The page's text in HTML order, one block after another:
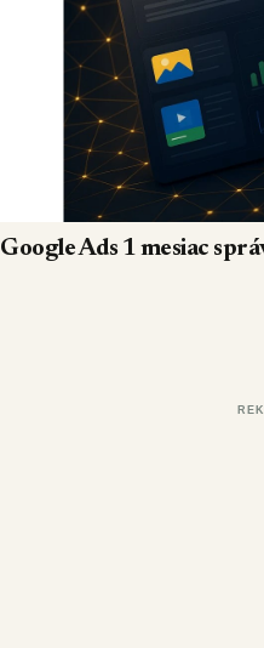
Google Ads 1 mesiac